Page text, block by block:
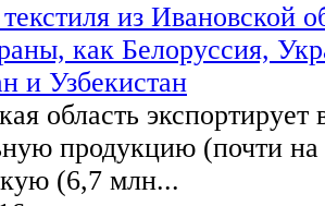
из Ивановской
как Белоруссия,
и Узбекистан
область экспортирует
продукцию (почти
(6,7 млн...